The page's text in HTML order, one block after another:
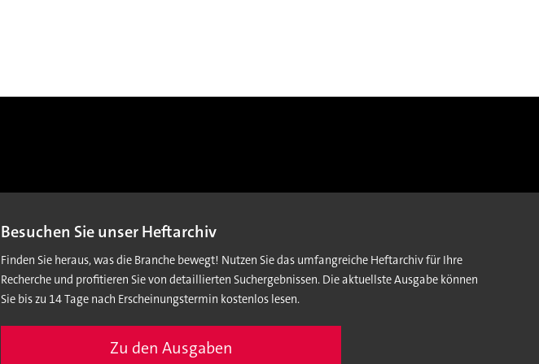
Besuchen Sie unser Heftarchiv
Finden Sie heraus, was die Branche bewegt! Nutzen Sie das umfangreiche Heftarchiv für Ihre
Recherche und profitieren Sie von detaillierten Suchergebnissen. Die aktuellste Ausgabe können
Sie bis zu 14 Tage nach Erscheinungstermin kostenlos lesen.
Zu den Ausgaben